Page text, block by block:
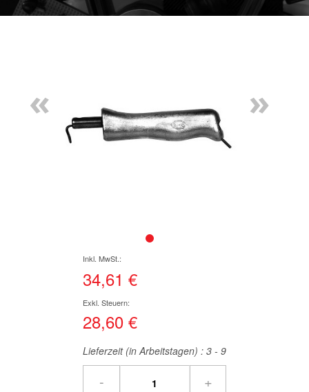
« »
Bildgalerie34,61 €
28,60 €
Lieferzeit (in Arbeitstagen) : 3 - 9
- +